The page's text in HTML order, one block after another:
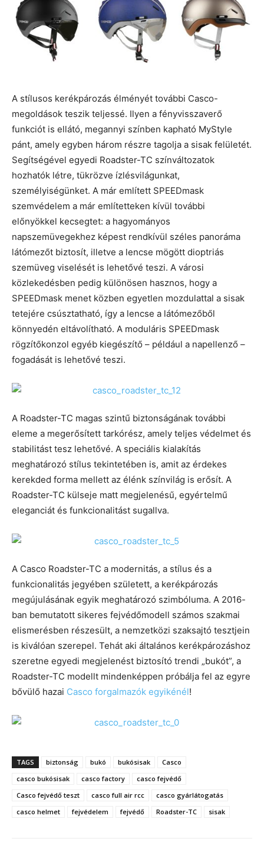
A stílusos kerékpározás élményét további Casco-
megoldások teszik teljessé. Ilyen a fényvisszaverő
funkciót is ellátó, megannyi színben kapható MyStyle
pánt, amely egyben három részre tagolja a sisak felületét.
Segítségével egyedi Roadster-TC színváltozatok
hozhatók létre, tükrözve ízlésvilágunkat,
személyiségünket. A már említett SPEEDmask
szemvédelem a már említetteken kívül további
előnyökkel kecsegtet: a hagyományos
napszemüvegekhez képest rendkívül széles panoráma
látómezőt biztosít, illetve a lencse mögött dioptriás
szemüveg viselését is lehetővé teszi. A városi
közlekedésben pedig különösen hasznos, hogy a
SPEEDmask menet közben egyetlen mozdulattal a sisak
tetejére csúsztatható, így a lencse a látómezőből
könnyedén eltávolítható. A moduláris SPEEDmask
rögzítőkonzol egyéb kiegészítő – például a napellenző –
fogadását is lehetővé teszi.
A Roadster-TC magas szintű biztonságának további
eleme a megerősített tarkórész, amely teljes védelmet és
stabilitást tesz lehetővé. A speciális kialakítás
meghatározó stílus tekintetében is, amit az érdekes
kerekded forma mellett az élénk színvilág is erősít. A
Roadster-TC külseje matt megjelenésű, egyértelmű
eleganciát és funkcionalitást sugallva.
A Casco Roadster-TC a modernitás, a stílus és a
funkcionalitás jegyében született, a kerékpározás
megújulásának egyik meghatározó szimbóluma. A 2016-
ban bemutatott sikeres fejvédőmodell számos szakmai
elismerésben részesült, a nemzetközi szaksajtó tesztjein
is kiválóan szerepel. Tehát aki általános kerékpározáshoz
szeretne egyedi megjelenést biztosító trendi „bukót”, a
Roadster-TC modellt mindenképpen próbálja fel az egyre
bővülő hazai Casco forgalmazók egyikénél!
TAGS biztonság bukó bukósisak
Casco
casco bukósisak
casco factory
casco fejvédő
Casco fejvédő teszt
casco full air rcc
casco gyárlátogatás
casco helmet
fejvédelem fejvédő Roadster-TC sisak